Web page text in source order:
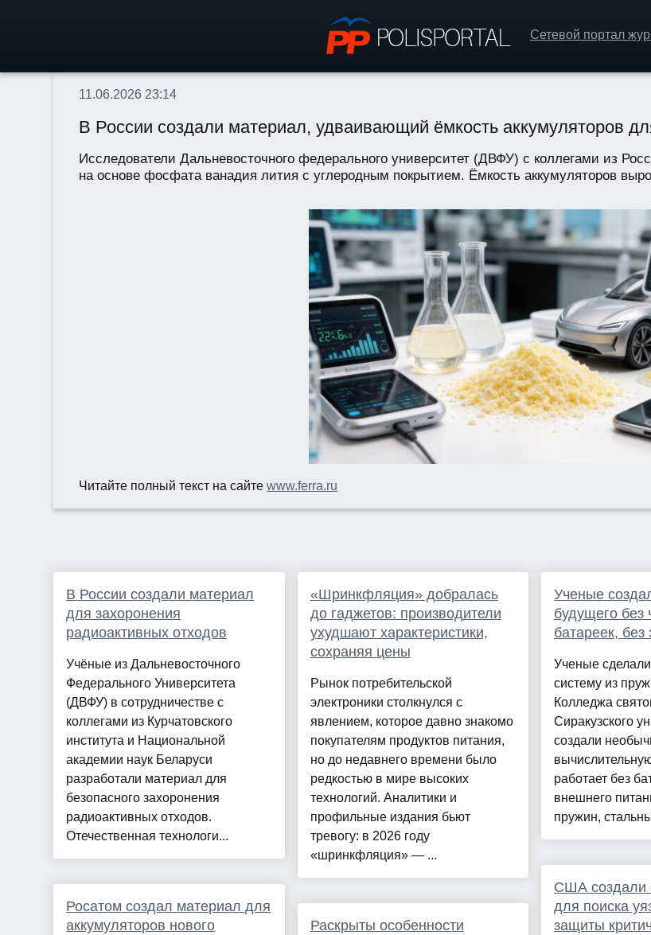
Сетевой портал
11.06.2026 23:14
В России создали материал, удваивающий ёмкость аккумуляторов
Исследователи Дальневосточного федерального университет (ДВФУ) с коллегами из
на основе фосфата ванадия лития с углеродным покрытием. Ёмкость аккумуляторов
Читайте полный текст на сайтеwww.ferra.ru
В России создали материал
для захоронения
радиоактивных отходов
Учёные из Дальневосточного
Федерального Университета
(ДВФУ) в сотрудничестве с
коллегами из Курчатовского
института и Национальной
академии наук Беларуси
разработали материал для
безопасного захоронения
радиоактивных отходов.
Отечественная технологи...
Росатом создал материал для
аккумуляторов нового
«Шринкфляция» добралась
до гаджетов: производители
ухудшают характеристики,
сохраняя цены
Рынок потребительской
электроники столкнулся с
явлением, которое давно знакомо
покупателям продуктов питания,
но до недавнего времени было
редкостью в мире высоких
технологий. Аналитики и
профильные издания бьют
тревогу: в 2026 году
«шринкфляция» — ...
Раскрыты особенности
Ученые
будущего без
батареек, без
Ученые
систему из
Колледжа
Сиракузского
создали
работает без
внешнего
пружин,
США создали
для поиска
защиты